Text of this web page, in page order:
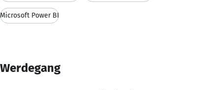
Microsoft Power BI
Werdegang